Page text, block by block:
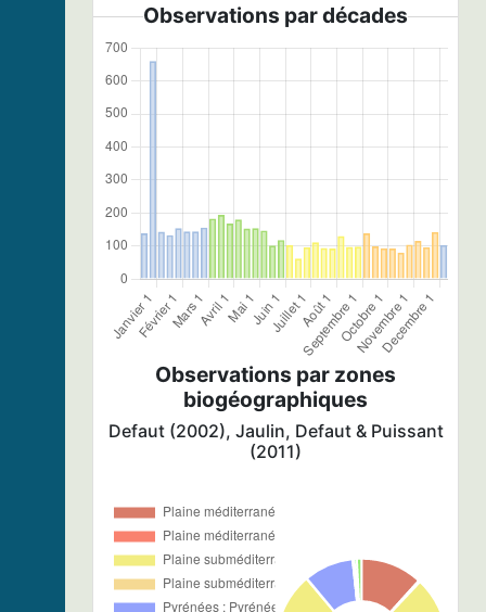
Observations par décades
Observations par zones
biogéographiques
Defaut (2002), Jaulin, Defaut & Puissant
(2011)